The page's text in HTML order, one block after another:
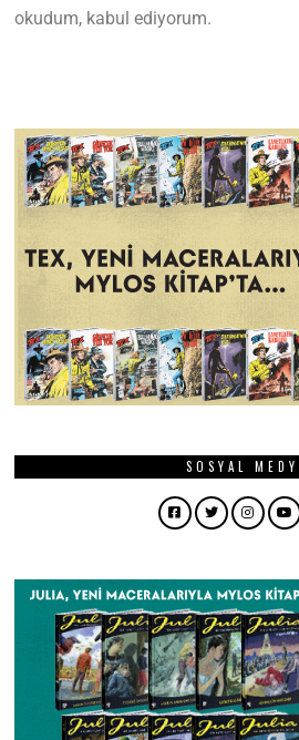
okudum, kabul ediyorum.
SOSYAL
Facebook
Twitter